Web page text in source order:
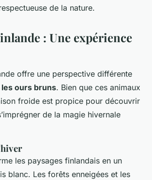
de la nature.
: Une expérience
offre une perspective différente
ours bruns. Bien que ces animaux
froide est propice pour découvrir
de la magie hivernale
les paysages finlandais en un
blanc. Les forêts enneigées et les